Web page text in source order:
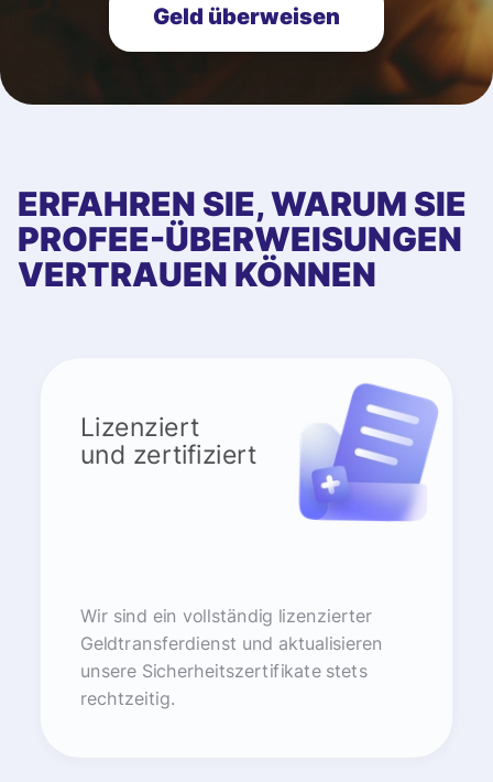
Geld überweisen
ERFAHREN SIE, WARUM SIE
PROFEE-ÜBERWEISUNGEN
VERTRAUEN KÖNNEN
Lizenziert
und zertifiziert
Wir sind ein vollständig lizenzierter
Geldtransferdienst und aktualisieren
unsere Sicherheitszertifikate stets
rechtzeitig.